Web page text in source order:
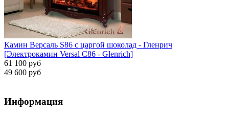
Камин Версаль S86 с царгой шоколад - Гленрич
[Электрокамин Versal С86 - Glenrich]
61 100 руб
49 600 руб
Информация